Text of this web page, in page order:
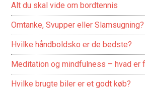
Alt du skal vide om bordtennis
Omtanke, Svupper eller Slamsugning?
Hvilke håndboldsko er de bedste?
Meditation og mindfulness – hvad er
Hvilke brugte biler er et godt køb?